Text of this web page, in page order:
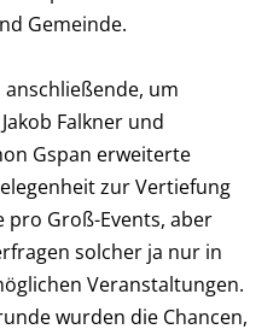
Gemeinde.
um
Falkner und
Gspan erweiterte
zur Vertiefung
Groß-Events, aber
solcher ja nur in
Veranstaltungen.
wurden die Chancen,